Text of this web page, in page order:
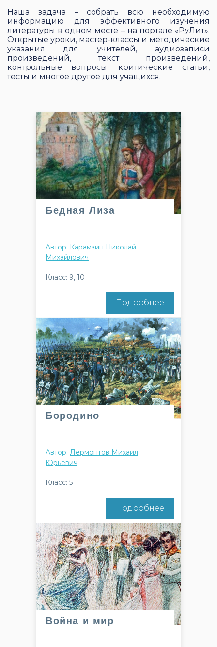
Наша задача – собрать всю необходимую
информацию для эффективного изучения
литературы в одном месте – на портале «РуЛит».
Открытые уроки, мастер-классы и методические
указания для учителей, аудиозаписи
произведений, текст произведений,
контрольные вопросы, критические статьи,
тесты и многое другое для учащихся.
Бедная Лиза
Автор: Карамзин Николай
Михайлович
Класс: 9, 10
Подробнее
Бородино
Автор: Лермонтов Михаил
Юрьевич
Класс: 5
Подробнее
Война и мир